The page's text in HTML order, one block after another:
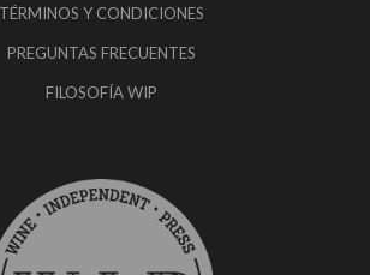
TÉRMINOS Y CONDICIONES
PREGUNTAS FRECUENTES
FILOSOFÍA WIP